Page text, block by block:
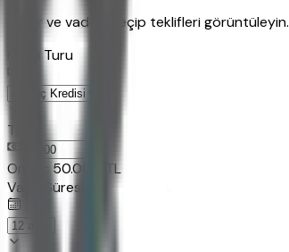
Tutar ve vadeyi seçip teklifleri görüntüleyin.
Kredi Turu
Tutar
Ornek: 50.000
TL
Vade Süresi